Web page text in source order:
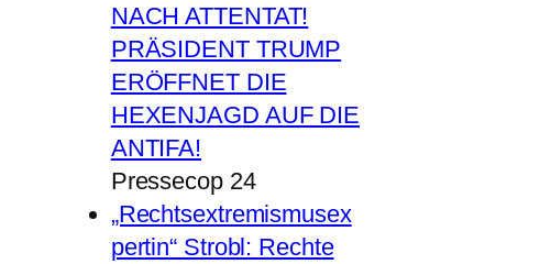
NACH ATTENTAT!
PRÄSIDENT TRUMP
ERÖFFNET DIE
HEXENJAGD AUF DIE
ANTIFA!
Pressecop 24
„Rechtsextremismusex
pertin“ Strobl: Rechte